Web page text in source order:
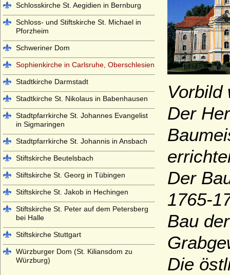
Vorbild
Der
Der
1765-
Bau
Die
Schlosskirche St. Aegidien in Bernburg
Schloss- und Stiftskirche St. Michael in
Pforzheim
Schweriner Dom
Sophienkirche in Carlsruhe, Oberschlesien
Stadtkirche Darmstadt
Stadtkirche St. Nikolaus in Babenhausen
Stadtpfarrkirche St. Johannes Evangelist
in Sigmaringen
Stadtpfarrkirche St. Johannis in Ansbach
Stiftskirche Beutelsbach
Stiftskirche St. Georg in Tübingen
Stiftskirche St. Jakob in Hechingen
Stiftskirche St. Peter auf dem Petersberg
bei Halle
Stiftskirche Stuttgart
Würzburger Dom (St. Kiliansdom zu
Würzburg)